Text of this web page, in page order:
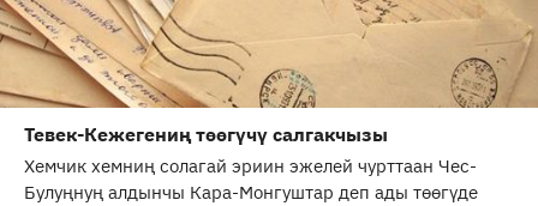
Тевек-Кежегениң төөгүчү салгакчызы
Хемчик хемниң солагай эриин эжелей чурттаан Чес-
Булуңнуң алдынчы Кара-Монгуштар деп ады төөгүде